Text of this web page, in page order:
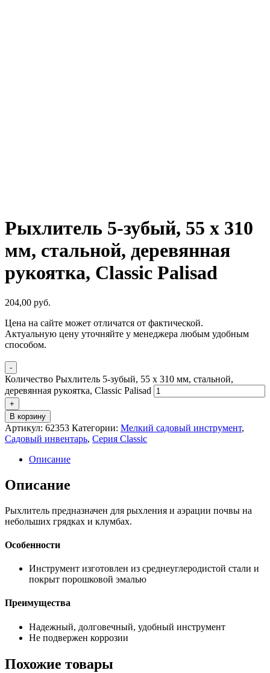
Рыхлитель 5-зубый, 55 х 310
мм, стальной, деревянная
рукоятка, Classic Palisad
204,00 руб.
Цена на сайте может отличатся от фактической.
Актуальную цену уточняйте у менеджера любым удобным
способом.
-
Количество Рыхлитель 5-зубый, 55 х 310 мм, стальной,
деревянная рукоятка, Classic Palisad
+
В корзину
Артикул: 62353 Категории: Мелкий садовый инструмент,
Садовый инвентарь, Серия Classic
Описание
Описание
Рыхлитель предназначен для рыхления и аэрации почвы на
небольших грядках и клумбах.
Особенности
Инструмент изготовлен из среднеуглеродистой стали и
покрыт порошковой эмалью
Преимущества
Надежный, долговечный, удобный инструмент
Не подвержен коррозии
Похожие товары